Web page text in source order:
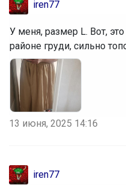
iren77
У меня, размер L. Вот,
районе груди, сильно
13 июня, 2025 14:16
iren77
Happy Baby
Полный комплект
Блузка со